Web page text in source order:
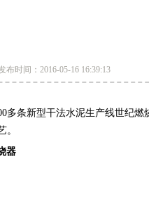
布时间：2016-05-16 16:39:13
多条新型干法水泥生产线世纪燃